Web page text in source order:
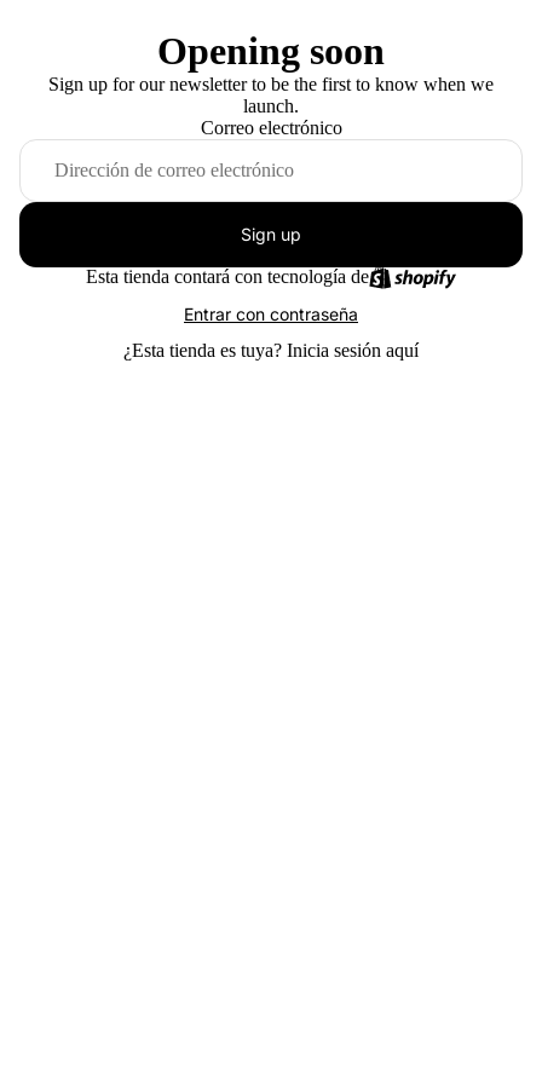
Opening soon
Sign up for our newsletter to be the first to know when we
launch.
Correo electrónico
Sign up
Esta tienda contará con tecnología de
Entrar con contraseña
¿Esta tienda es tuya? Inicia sesión aquí